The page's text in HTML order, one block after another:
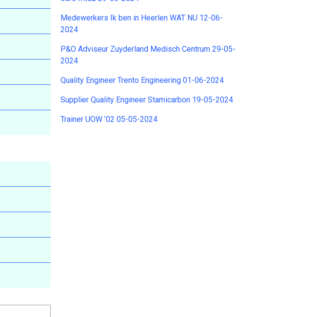
Medewerkers Ik ben in Heerlen WAT NU 12-06-
2024
P&O Adviseur Zuyderland Medisch Centrum 29-05-
2024
Quality Engineer Trento Engineering 01-06-2024
Supplier Quality Engineer Stamicarbon 19-05-2024
Trainer UOW ’02 05-05-2024